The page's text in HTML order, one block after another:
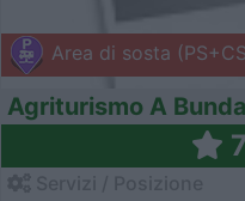
Area di sosta
Agriturismo A Bunda